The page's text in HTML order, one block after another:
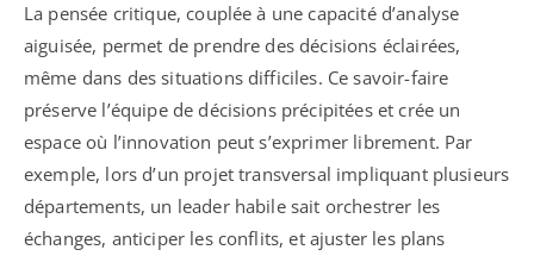
La pensée critique, couplée à une capacité d’analyse
aiguisée, permet de prendre des décisions éclairées,
même dans des situations difficiles. Ce savoir-faire
préserve l’équipe de décisions précipitées et crée un
espace où l’innovation peut s’exprimer librement. Par
exemple, lors d’un projet transversal impliquant plusieurs
départements, un leader habile sait orchestrer les
échanges, anticiper les conflits, et ajuster les plans